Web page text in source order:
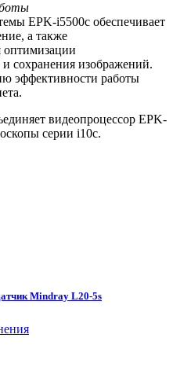
EPK-i5500c обеспечивает
а также
оптимизации
сохранения изображений.
эффективности работы
видеопроцессор EPK-
серии i10c.
Mindray L20-5s